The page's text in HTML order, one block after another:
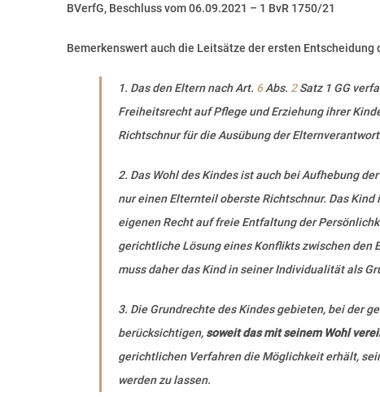
BVerfG, Beschluss vom 06.09.2021 – 1 BvR 1750/21
Bemerkenswert auch die Leitsätze der ersten Entscheidung
1. Das den Eltern nachArt. 6Abs. 2Satz 1 GG
Freiheitsrecht auf Pflege und Erziehung ihrer
Richtschnur für die Ausübung der
2. Das Wohl des Kindes ist auch bei Aufhebung
nur einen Elternteil oberste Richtschnur. Das
eigenen Recht auf freie Entfaltung der
gerichtliche Lösung eines Konflikts zwischen den
muss daher das Kind in seiner Individualität als
3. Die Grundrechte des Kindes gebieten, bei der
berücksichtigen, soweit das mit seinem Wohl
gerichtlichen Verfahren die Möglichkeit erhält,
werden zu lassen.